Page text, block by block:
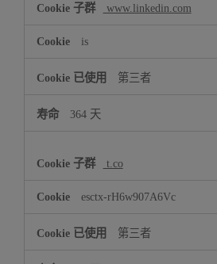
www.linkedin.com
is
第三者
364 天
t.co
esctx-rH6w907A6Vc
第三者